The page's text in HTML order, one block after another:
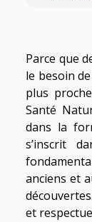
Parce que
le besoin
plus
Santé
dans la
s’inscrit
anciens et
et